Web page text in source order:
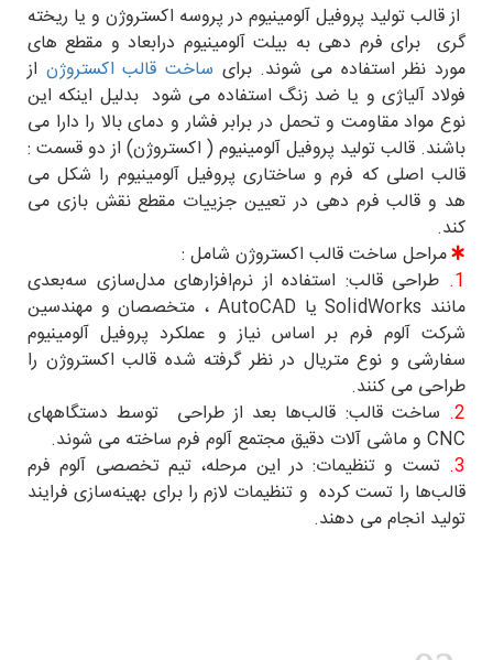
از قالب تولید پروفیل آلومینیوم در پروسه اکستروژن و یا ریخته
گری برای فرم دهی به بیلت آلومینیوم درابعاد و مقطع های
مورد نظر استفاده می شوند. برای ساخت قالب اکستروژن از
فولاد آلیاژی و یا ضد زنگ استفاده می شود بدلیل اینکه این
نوع مواد مقاومت و تحمل در برابر فشار و دمای بالا را دارا می
باشند. قالب تولید پروفیل آلومینیوم ( اکستروژن) از دو قسمت :
قالب اصلی که فرم و ساختاری پروفیل آلومینیوم را شکل می
هد و قالب فرم دهی در تعیین جزییات مقطع نقش بازی می
کند.
مراحل ساخت قالب اکستروژن شامل :
1. طراحی قالب: استفاده از نرم‌افزارهای مدل‌سازی سه‌بعدی
مانند SolidWorks یا AutoCAD ، متخصصان و مهندسین
شرکت آلوم فرم بر اساس نیاز و عملکرد پروفیل آلومینیوم
سفارشی و نوع متریال در نظر گرفته شده قالب اکستروژن را
طراحی می کنند.
2. ساخت قالب: قالب‌ها بعد از طراحی توسط دستگاههای
CNC و ماشی آلات دقیق مجتمع آلوم فرم ساخته می شوند.
3. تست و تنظیمات: در این مرحله، تیم تخصصی آلوم فرم
قالب‌ها را تست کرده و تنظیمات لازم را برای بهینه‌سازی فرایند
تولید انجام می دهند.